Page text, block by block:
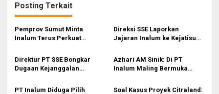
i
p
o
Posting Terkait
Pemprov Sumut Minta
Inalum Terus Perkuat
Lingkungan di Kawasan
Danau Toba
Direksi SSE Laporkan
Jajaran Inalum ke Kejatisu
Pengadaan Barang dan
Rekayasa Tender
Direktur PT SSE Bongkar
Dugaan Kejanggalan
GM Disorot
Azhari AM Sinik: Di PT
Inalum Maling Bermuka
PT Inalum Diduga Pilih
Soal Kasus Proyek Citraland: